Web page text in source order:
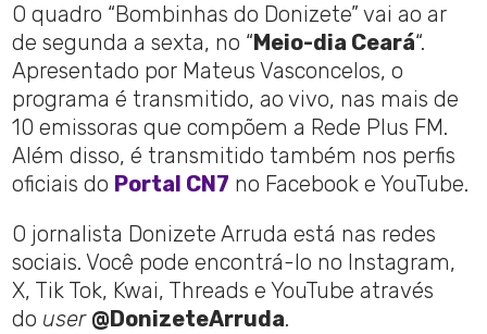
O quadro “Bombinhas do Donizete” vai ao ar
de segunda a sexta, no “ Meio-dia Ceará“.
Apresentado por Mateus Vasconcelos, o
programa é transmitido, ao vivo, nas mais de
10 emissoras que compõem a Rede Plus FM.
Além disso, é transmitido também nos perfis
oficiais do Portal CN7 no Facebook e YouTube.
O jornalista Donizete Arruda está nas redes
sociais. Você pode encontrá-lo no Instagram,
X, Tik Tok, Kwai, Threads e YouTube através
do user @DonizeteArruda.